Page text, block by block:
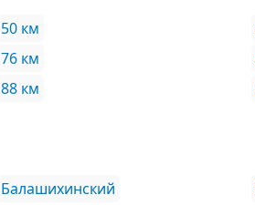
50 км
76 км
88 км
Балашихинский